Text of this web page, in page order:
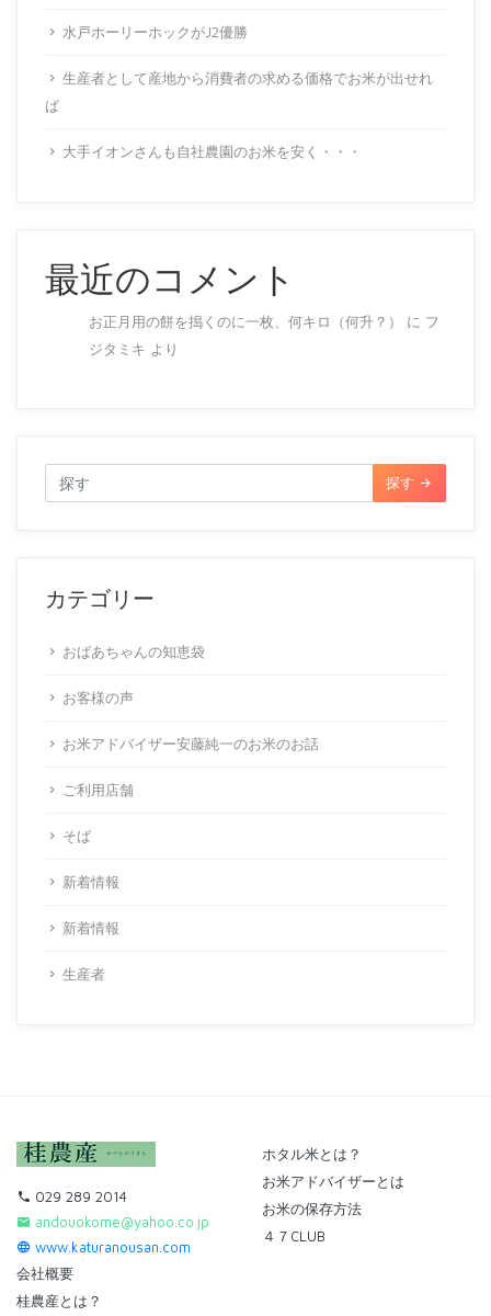
水戸ホーリーホックがJ2優勝
生産者として産地から消費者の求める価格でお米が出せれ
ば
大手イオンさんも自社農園のお米を安く・・・
最近のコメント
お正月用の餅を搗くのに一枚、何キロ（何升？） に フ
ジタミキ より
探す
カテゴリー
おばあちゃんの知恵袋
お客様の声
お米アドバイザー安藤純一のお米のお話
ご利用店舗
そば
新着情報
新着情報
生産者
029 289 2014
andouokome@yahoo.co.jp
www.katuranousan.com
ホタル米とは？
お米アドバイザーとは
お米の保存方法
４７CLUB
会社概要
桂農産とは？